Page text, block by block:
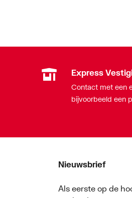
Express
Contact met een
bijvoorbeeld een
Nieuwsbrief
Als eerste op de